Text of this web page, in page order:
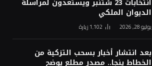
انتخابات 23 شتنبر ويستعدون لمراسلة
الديوان الملكي
يوليو 28, 2026 1٬102 زيارة
بعد انتشار أخبار بسحب التزكية من
الخطاط ينجا.. مصدر مطلع يوضح